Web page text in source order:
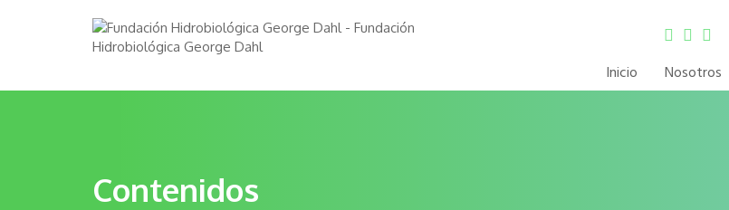
Inicio Nosotros
Contenidos